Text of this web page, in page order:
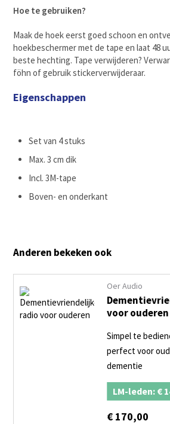
Hoe te gebruiken?
Maak de hoek eerst goed schoon en
hoekbeschermer met de tape en laat 48
beste hechting. Tape verwijderen?
föhn of gebruik stickerverwijderaar.
Eigenschappen
Set van 4 stuks
Max. 3 cm dik
Incl. 3M-tape
Boven- en onderkant
Anderen bekeken ook
Oer Audio
voor ouderen
Simpel te
perfect voor
dementie
LM-leden: €
€ 170,00